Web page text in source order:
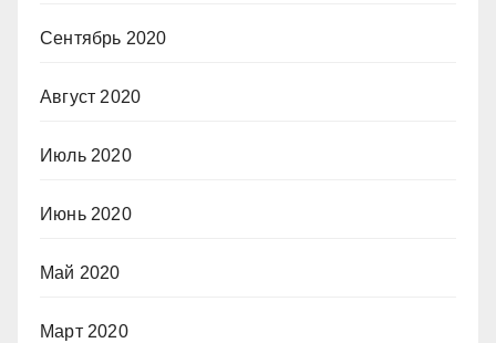
Сентябрь 2020
Август 2020
Июль 2020
Июнь 2020
Май 2020
Март 2020